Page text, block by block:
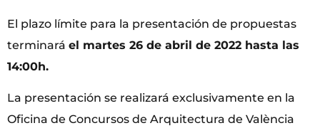
El plazo límite para la presentación de propuestas
terminará el martes 26 de abril de 2022 hasta las
14:00h.
La presentación se realizará exclusivamente en la
Oficina de Concursos de Arquitectura de València